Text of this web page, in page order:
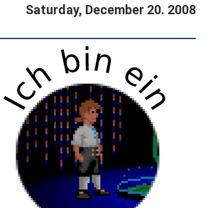
Saturday, December 20. 2008